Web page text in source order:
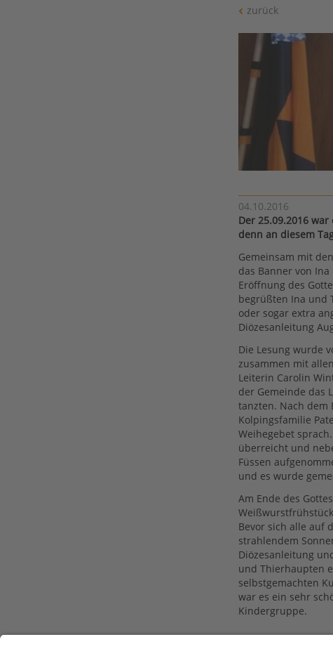
zurück
04.10.2016
Der 25.09.2016
denn an diesem
Gemeinsam mit
das Banner von
Eröffnung des
begrüßten Ina und
oder sogar extra
Diözesanleitung
Die Lesung wurde
zusammen mit
Leiterin Carolin
der Gemeinde das
tanzten. Nach dem
Kolpingsfamilie
Weihegebet
überreicht und
Füssen
und es wurde
Am Ende des
Bevor sich alle auf
strahlendem
Diözesanleitung
und Thierhaupten
selbstgemachten
war es ein sehr
Kindergruppe.